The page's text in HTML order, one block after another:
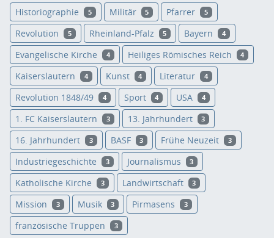
Historiographie 5 Militär 5 Pfarrer 5
Revolution 5 Rheinland-Pfalz 5 Bayern 4
Evangelische Kirche 4 Heiliges Römisches Reich 4
Kaiserslautern 4 Kunst 4 Literatur 4
Revolution 1848/49 4 Sport 4 USA 4
1. FC Kaiserslautern 3 13. Jahrhundert 3
16. Jahrhundert 3 BASF 3 Frühe Neuzeit 3
Industriegeschichte 3 Journalismus 3
Katholische Kirche 3 Landwirtschaft 3
Mission 3 Musik 3 Pirmasens 3
französische Truppen 3